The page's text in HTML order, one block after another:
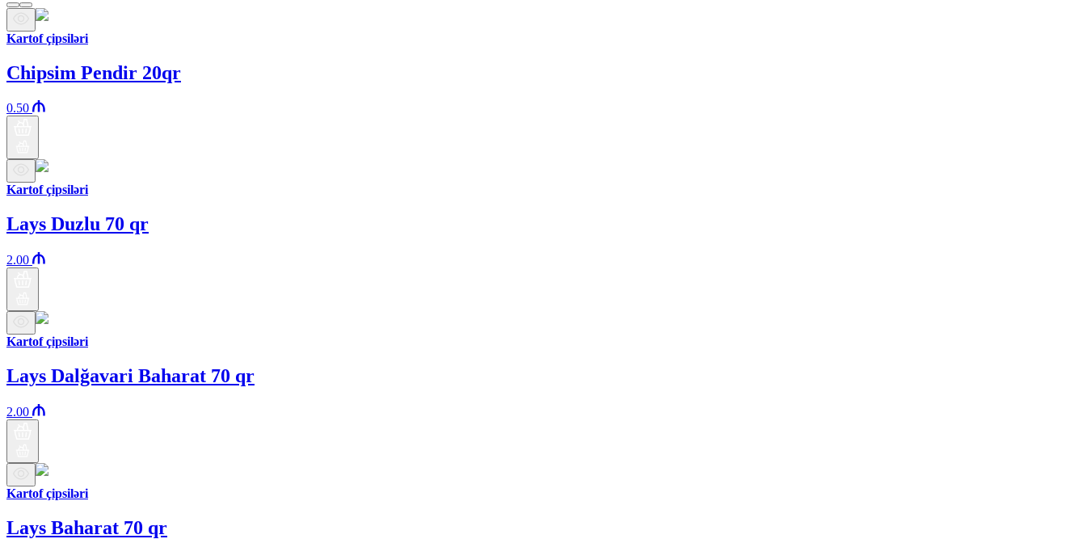
Kartof çipsiləri
Chipsim Pendir 20qr
0.50
Kartof çipsiləri
Lays Duzlu 70 qr
2.00
Kartof çipsiləri
Lays Dalğavari Baharat 70 qr
2.00
Kartof çipsiləri
Lays Baharat 70 qr